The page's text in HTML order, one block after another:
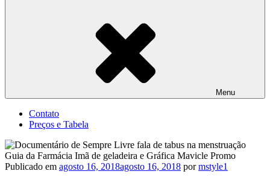
Menu
Contato
Preços e Tabela
Publicado em agosto 16, 2018agosto 16, 2018 pormstyle1